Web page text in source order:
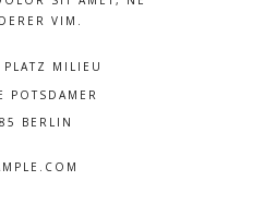
VIM.
PLATZ MILIEU
POTSDAMER
BERLIN